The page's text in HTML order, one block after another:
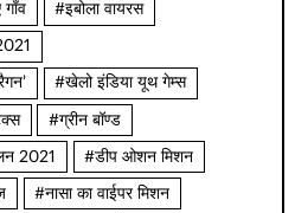
#इबोला वायरस
#खेलो इंडिया यूथ गेम्स
#ग्रीन बॉण्ड
2021 #डीप ओशन मिशन
#नासा का वाईपर मिशन